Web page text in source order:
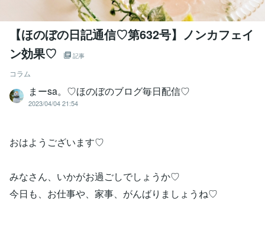
【ほのぼの日記通信♡第632号】ノンカフェイ
ン効果♡
記事
コラム
まーsa。♡ほのぼのブログ毎日配信♡
2023/04/04 21:54
おはようございます♡
みなさん、いかがお過ごしでしょうか♡
今日も、お仕事や、家事、がんばりましょうね♡